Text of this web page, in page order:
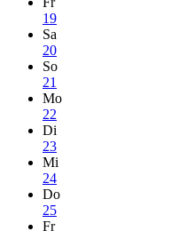
19
Sa
20
So
21
Mo
22
Di
23
Mi
24
Do
25
Fr